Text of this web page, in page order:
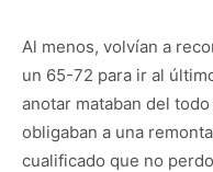
Al menos, volvían a
un 65-72 para ir al
anotar mataban del
obligaban a una
cualificado que no